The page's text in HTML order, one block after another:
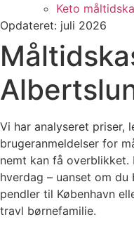
Keto
Opdateret: juli 2026
Vi har analyseret priser,
brugeranmeldelser for
nemt kan få
hverdag – uanset om
pendler til København
travl børnefamilie.